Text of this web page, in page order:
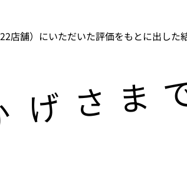
店舗）にいただいた評価をもとに出した
げ さ ま